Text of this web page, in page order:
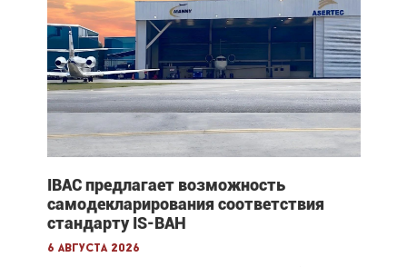
IBAC предлагает возможность
самодекларирования соответствия
стандарту IS-BAH
6 августа 2026